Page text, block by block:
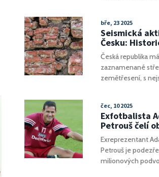
šimpanzího
ChAdOx1.
zaměřuje na
imunitní odpověď
jednoho roku.
bře, 23 2025
Seismická
Česku:
otřesy a
rizika
Česká republika
zaznamenané
zemětřesení, s
Historické odhady
že kolem roku 1444
otřesu o mag. 6,7.
seismická aktivita
omezená s
zemětřesení
čec, 10 2025
Exfotbalista
Petrouš čelí
rozsáhlých
luxusními byty
Exreprezentant
Petrouš je
milionových